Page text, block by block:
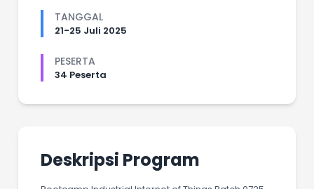
TANGGAL
21-25 Juli 2025
PESERTA
34 Peserta
Deskripsi Program